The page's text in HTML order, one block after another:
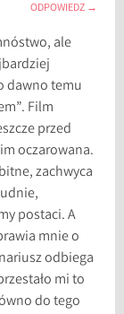
ODPOWIEDZ
ale
dawno temu
Film
przed
oczarowana.
zachwyca
postaci. A
mnie o
odbiega
mi to
do tego